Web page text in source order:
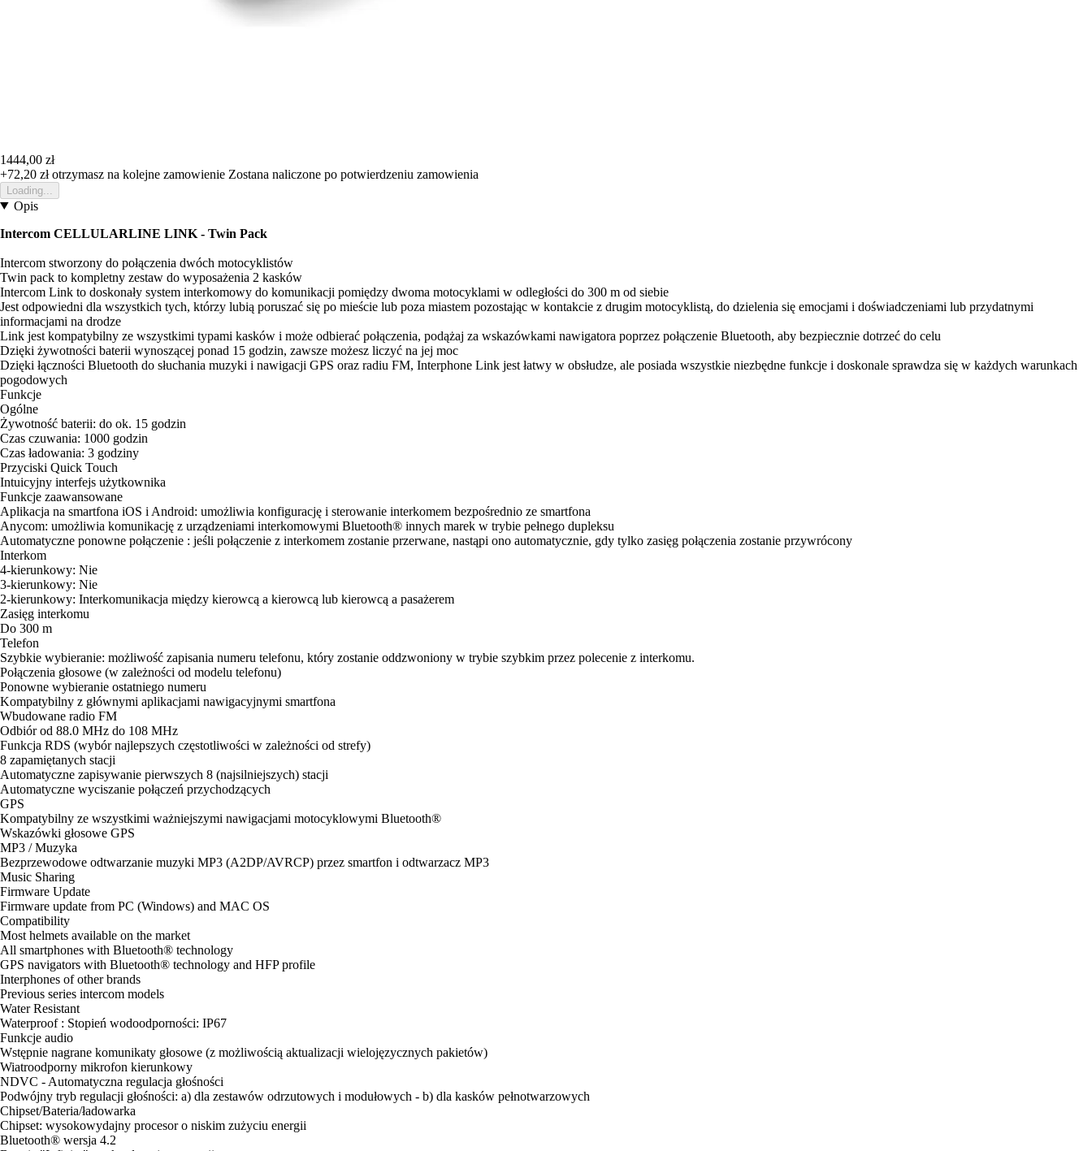
1444,00 zł
+72,20 złotrzymasz na kolejne zamowienie Zostana naliczone po potwierdzeniu zamowienia
Loading...
Opis
Intercom CELLULARLINE LINK - Twin Pack
Intercom stworzony do połączenia dwóch motocyklistów
Twin pack to kompletny zestaw do wyposażenia 2 kasków
Intercom Link to doskonały system interkomowy do komunikacji pomiędzy dwoma motocyklami w odległości do 300 m od siebie
Jest odpowiedni dla wszystkich tych, którzy lubią poruszać się po mieście lub poza miastem pozostając w kontakcie z drugim motocyklistą, do dzielenia się emocjami i doświadczeniami lub przydatnymi
informacjami na drodze
Link jest kompatybilny ze wszystkimi typami kasków i może odbierać połączenia, podążaj za wskazówkami nawigatora poprzez połączenie Bluetooth, aby bezpiecznie dotrzeć do celu
Dzięki żywotności baterii wynoszącej ponad 15 godzin, zawsze możesz liczyć na jej moc
Dzięki łączności Bluetooth do słuchania muzyki i nawigacji GPS oraz radiu FM, Interphone Link jest łatwy w obsłudze, ale posiada wszystkie niezbędne funkcje i doskonale sprawdza się w każdych warunkach
pogodowych
Funkcje
Ogólne
Żywotność baterii: do ok. 15 godzin
Czas czuwania: 1000 godzin
Czas ładowania: 3 godziny
Przyciski Quick Touch
Intuicyjny interfejs użytkownika
Funkcje zaawansowane
Aplikacja na smartfona iOS i Android: umożliwia konfigurację i sterowanie interkomem bezpośrednio ze smartfona
Anycom: umożliwia komunikację z urządzeniami interkomowymi Bluetooth® innych marek w trybie pełnego dupleksu
Automatyczne ponowne połączenie : jeśli połączenie z interkomem zostanie przerwane, nastąpi ono automatycznie, gdy tylko zasięg połączenia zostanie przywrócony
Interkom
4-kierunkowy: Nie
3-kierunkowy: Nie
2-kierunkowy: Interkomunikacja między kierowcą a kierowcą lub kierowcą a pasażerem
Zasięg interkomu
Do 300 m
Telefon
Szybkie wybieranie: możliwość zapisania numeru telefonu, który zostanie oddzwoniony w trybie szybkim przez polecenie z interkomu.
Połączenia głosowe (w zależności od modelu telefonu)
Ponowne wybieranie ostatniego numeru
Kompatybilny z głównymi aplikacjami nawigacyjnymi smartfona
Wbudowane radio FM
Odbiór od 88.0 MHz do 108 MHz
Funkcja RDS (wybór najlepszych częstotliwości w zależności od strefy)
8 zapamiętanych stacji
Automatyczne zapisywanie pierwszych 8 (najsilniejszych) stacji
Automatyczne wyciszanie połączeń przychodzących
GPS
Kompatybilny ze wszystkimi ważniejszymi nawigacjami motocyklowymi Bluetooth®
Wskazówki głosowe GPS
MP3 / Muzyka
Bezprzewodowe odtwarzanie muzyki MP3 (A2DP/AVRCP) przez smartfon i odtwarzacz MP3
Music Sharing
Firmware Update
Firmware update from PC (Windows) and MAC OS
Compatibility
Most helmets available on the market
All smartphones with Bluetooth® technology
GPS navigators with Bluetooth® technology and HFP profile
Interphones of other brands
Previous series intercom models
Water Resistant
Waterproof : Stopień wodoodporności: IP67
Funkcje audio
Wstępnie nagrane komunikaty głosowe (z możliwością aktualizacji wielojęzycznych pakietów)
Wiatroodporny mikrofon kierunkowy
NDVC - Automatyczna regulacja głośności
Podwójny tryb regulacji głośności: a) dla zestawów odrzutowych i modułowych - b) dla kasków pełnotwarzowych
Chipset/Bateria/ładowarka
Chipset: wysokowydajny procesor o niskim zużyciu energii
Bluetooth® wersja 4.2